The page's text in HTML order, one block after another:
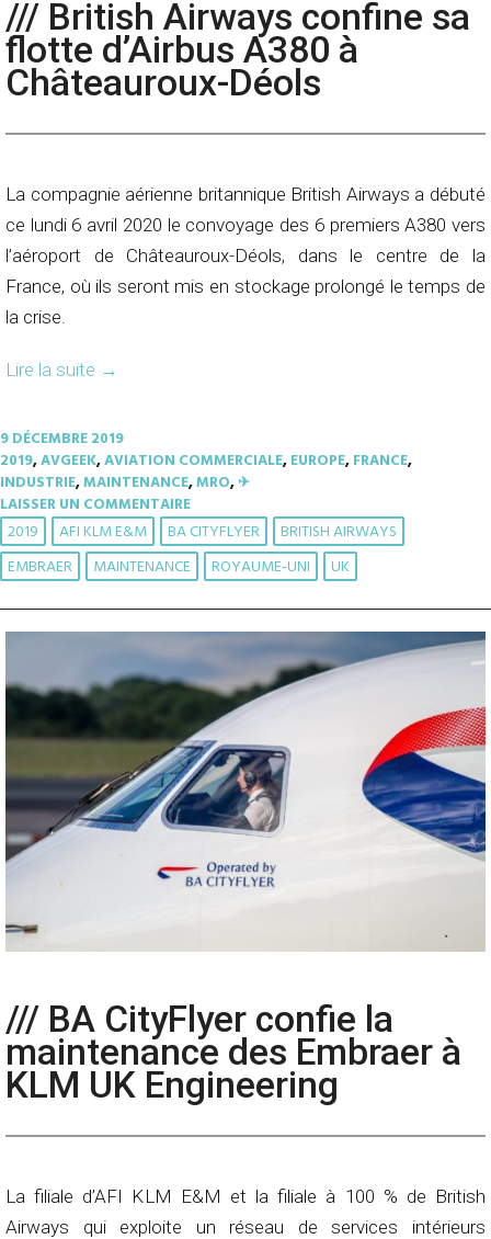
/// British Airways confine sa
flotte d’Airbus A380 à
Châteauroux-Déols
La compagnie aérienne britannique British Airways a débuté
ce lundi 6 avril 2020 le convoyage des 6 premiers A380 vers
l’aéroport de Châteauroux-Déols, dans le centre de la
France, où ils seront mis en stockage prolongé le temps de
la crise.
Lire la suite →
9 DÉCEMBRE 2019
2019,AVGEEK,AVIATION COMMERCIALE,EUROPE,FRANCE,
INDUSTRIE,MAINTENANCE,MRO,✈︎
LAISSER UN COMMENTAIRE
2019 AFI KLM E&M BA CITYFLYER
BRITISH AIRWAYS
EMBRAER
MAINTENANCE ROYAUME-UNI UK
/// BA CityFlyer confie la
maintenance des Embraer à
KLM UK Engineering
La filiale d’AFI KLM E&M et la filiale à 100 % de British
Airways qui exploite un réseau de services intérieurs